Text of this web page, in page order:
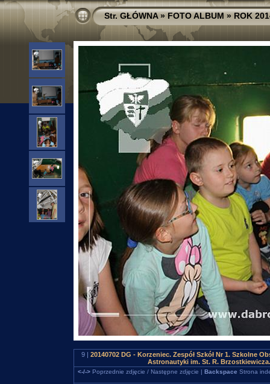
Str. GŁÓWNA»FOTO ALBUM»ROK
9 | 20140702 DG - Korzeniec. Zespół Szkół Nr 1. Szkolne
Astronautyki im. St. R.
<-/->Poprzednie zdjęcie / Następne zdjęcie | Backspace Strona